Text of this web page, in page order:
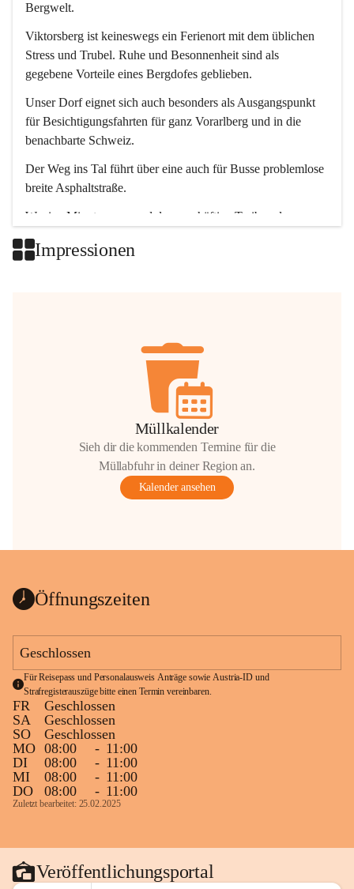
Bergwelt.
Viktorsberg ist keineswegs ein Ferienort mit dem üblichen
Stress und Trubel. Ruhe und Besonnenheit sind als
gegebene Vorteile eines Bergdofes geblieben.
Unser Dorf eignet sich auch besonders als Ausgangspunkt
für Besichtigungsfahrten für ganz Vorarlberg und in die
benachbarte Schweiz.
Der Weg ins Tal führt über eine auch für Busse problemlose
breite Asphaltstraße.
Wenige Minuten nur, und das geschäftige Treiben der
Impressionen
Müllkalender
Sieh dir die kommenden Termine für die
Müllabfuhr in deiner Region an.
Kalender ansehen
Öffnungszeiten
Geschlossen
Für Reisepass und Personalausweis Anträge sowie Austria-ID und
Strafregisterauszüge bitte einen Termin vereinbaren.
FR
Geschlossen
SA
Geschlossen
SO
Geschlossen
MO 08:00 - 11:00
DI
08:00 - 11:00
MI
08:00 - 11:00
DO
08:00 - 11:00
Zuletzt bearbeitet: 25.02.2025
Veröffentlichungsportal